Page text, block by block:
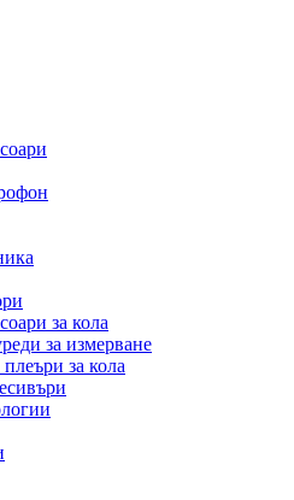
за кола
за измерване
за кола